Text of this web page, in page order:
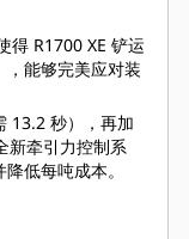
如无级变速控制
；自动缓速控制功
能；转向更平滑，
速度管理功能，
得 R1700 XE 铲运
能够完美应对装
13.2 秒），再加
新牵引力控制系
低每吨成本。